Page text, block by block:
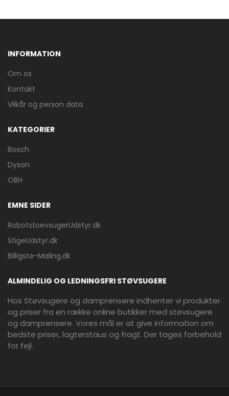
INFORMATION
Om os
Kontakt
Vilkår og person data
KATEGORIER
Bosch
Dyson
OBH
EMNE SIDER
RobotstoevsugerUdstyr.dk
StigeUdstyr.dk
Billigste-Maling.dk
ALMINDELIG OG LEDNINGSFRI STØVSUGERE
Hos Støvsugere og damprensere indhenter vi produkter
og priser fra en række online butikker med støvsugere
og damprensere. Vores mål er at give information om
bedste priser, lagterstaus og fragt. Der tages forbehold
for fejl.